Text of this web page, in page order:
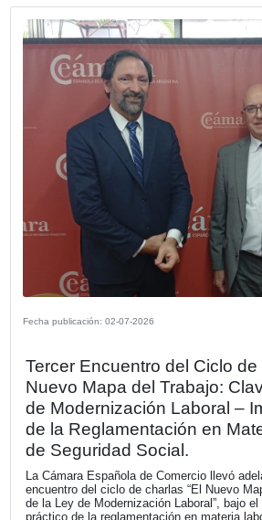
Fecha publicación: 13-07-2026
Las Cámaras
avanzan en una
internacionalización